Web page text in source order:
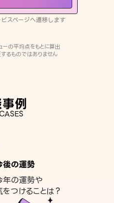
スページへ遷移します
の平均点をもとに算出
るものではありません
例
後の運勢
年の運勢や
をつけることは？